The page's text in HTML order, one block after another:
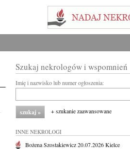
Szukaj nekrologów i wspomnień
Imię i nazwisko lub numer ogłoszenia:
+ szukanie zaawansowane
INNE NEKROLOGI
Bożena Szostakiewicz20.07.2026Kielce